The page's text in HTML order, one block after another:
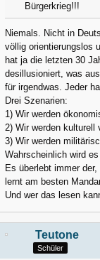
Bürgerkrieg!!!
Niemals. Nicht in
völlig orientierungslos
hat ja die letzten 30
desillusioniert, was
für irgendwas. Jeder
Drei Szenarien:
1) Wir werden
2) Wir werden kulturell
3) Wir werden
Wahrscheinlich wird
Es überlebt immer
lernt am besten
Und wer das lesen
Teutone
Schüler